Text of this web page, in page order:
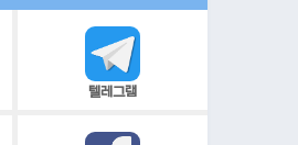
텔레그램